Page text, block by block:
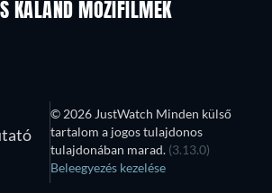
KALAND MOZIFILMEK
© 2026 JustWatch Minden külső
tartalom a jogos tulajdonos
tulajdonában marad. (3.13.0)
Beleegyezés kezelése